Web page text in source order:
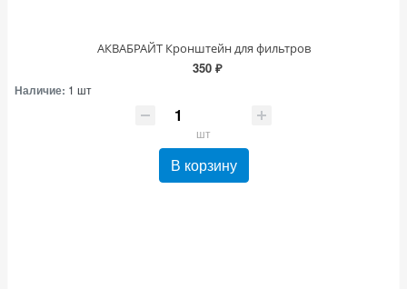
АКВАБРАЙТ Кронштейн для фильтров
350 ₽
Наличие: 1 шт
шт
В корзину